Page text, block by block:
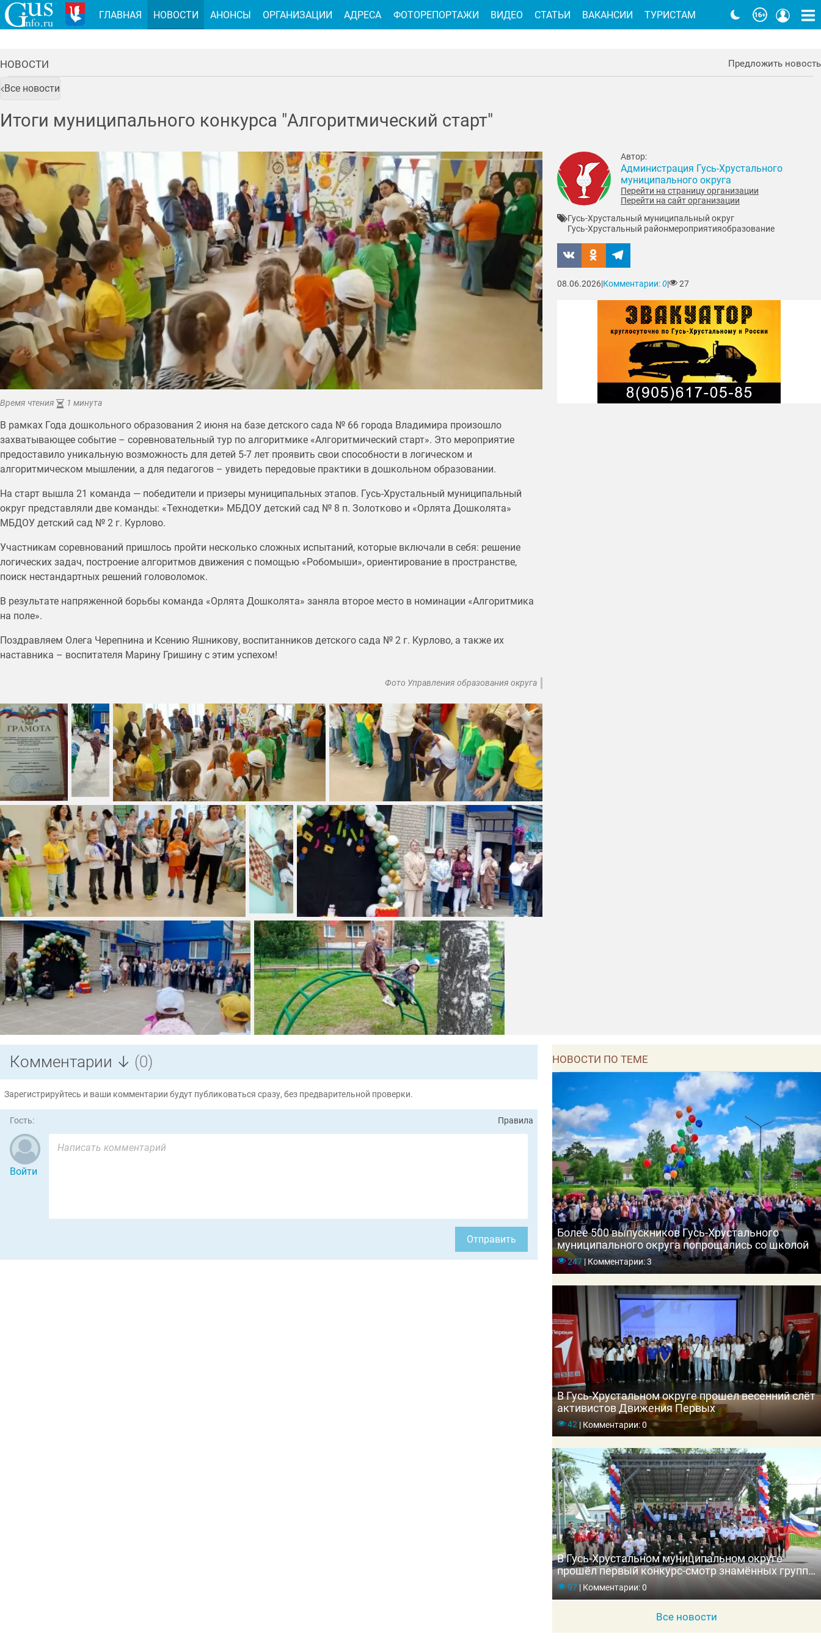
НОВОСТИ Предложить новость
Все новости
Итоги муниципального конкурса "Алгоритмический старт"
Время чтения 1 минута
В рамках Года дошкольного образования 2 июня на базе детского сада № 66 города Владимира произошло
захватывающее событие – соревновательный тур по алгоритмике «Алгоритмический старт». Это мероприятие
предоставило уникальную возможность для детей 5-7 лет проявить свои способности в логическом и
алгоритмическом мышлении, а для педагогов – увидеть передовые практики в дошкольном образовании.
На старт вышла 21 команда — победители и призеры муниципальных этапов. Гусь-Хрустальный муниципальный
округ представляли две команды: «Технодетки» МБДОУ детский сад № 8 п. Золотково и «Орлята Дошколята»
МБДОУ детский сад № 2 г. Курлово.
Участникам соревнований пришлось пройти несколько сложных испытаний, которые включали в себя: решение
логических задач, построение алгоритмов движения с помощью «Робомыши», ориентирование в пространстве,
поиск нестандартных решений головоломок.
В результате напряженной борьбы команда «Орлята Дошколята» заняла второе место в номинации «Алгоритмика
на поле».
Поздравляем Олега Черепнина и Ксению Яшникову, воспитанников детского сада № 2 г. Курлово, а также их
наставника – воспитателя Марину Гришину с этим успехом!
Фото Управления образования округа
Автор:
Администрация Гусь-Хрустального
муниципального округа
Перейти на страницу организации
Перейти на сайт организации
Гусь-Хрустальный муниципальный округ
Гусь-Хрустальный районмероприятияобразование
08.06.2026|Комментарии:0| 27
Комментарии ↓ (0)
Зарегистрируйтесь и ваши комментарии будут публиковаться сразу, без предварительной проверки.
Гость: Правила
Войти
Отправить
НОВОСТИ ПО ТЕМЕ
Более 500 выпускников Гусь-Хрустального
муниципального округа попрощались со школой
247 |Комментарии: 3
В Гусь-Хрустальном округе прошел весенний слёт
активистов Движения Первых
42 |Комментарии: 0
В Гусь-Хрустальном муниципальном округе
прошёл первый конкурс-смотр знамённых групп
«Честь знамени — наша гордость»
97 |Комментарии: 0
Все новости
ГЛАВНАЯ НОВОСТИ АНОНСЫ ОРГАНИЗАЦИИ АДРЕСА ФОТОРЕПОРТАЖИ ВИДЕО СТАТЬИ ВАКАНСИИ ТУРИСТАМ